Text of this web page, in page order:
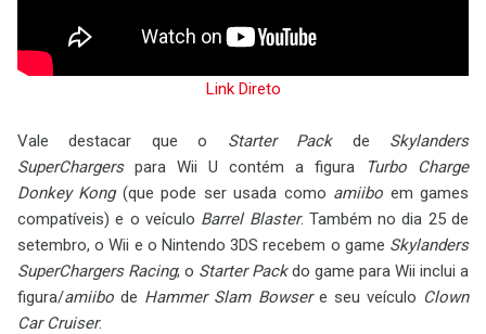
Link Direto
Vale destacar que o Starter Packde Skylanders
SuperChargerspara Wii U contém a figura
Turbo Charge
Donkey Kong(que pode ser usada como amiibo em games
compatíveis) e o veículo Barrel Blaster. Também no dia 25 de
setembro, o Wii e o Nintendo 3DS recebem o game Skylanders
SuperChargers Racing; o Starter Packdo game para Wii inclui a
figura/amiibo de Hammer Slam Bowsere seu veículo Clown
Car Cruiser.